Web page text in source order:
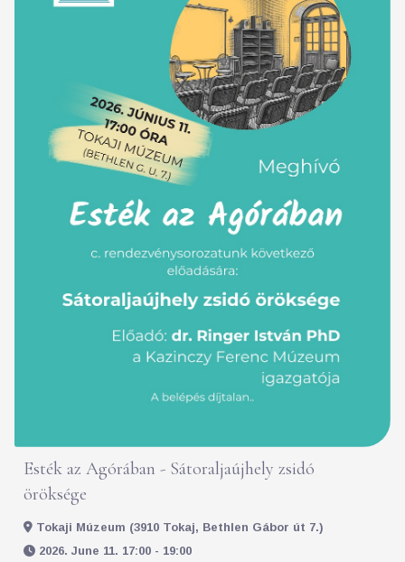
Esték az Agórában - Sátoraljaújhely zsidó
öröksége
Tokaji Múzeum (3910 Tokaj, Bethlen Gábor út 7.)
2026. June 11. 17:00 - 19:00